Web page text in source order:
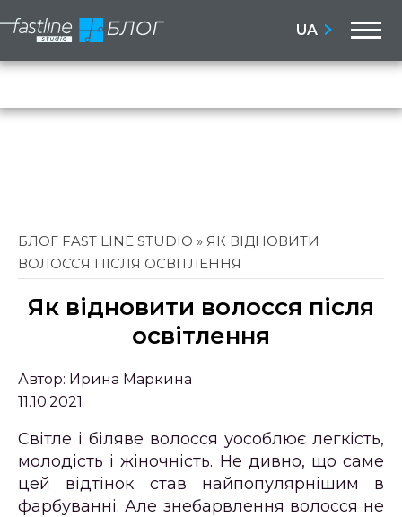
UA
БЛОГ FAST LINE STUDIO » ЯК ВІДНОВИТИ
ВОЛОССЯ ПІСЛЯ ОСВІТЛЕННЯ
Як відновити волосся після
освітлення
Автор: Ирина Маркина
11.10.2021
Світле і біляве волосся уособлює легкість,
молодість і жіночність. Не дивно, що саме
цей відтінок став найпопулярнішим в
фарбуванні. Але знебарвлення волосся не